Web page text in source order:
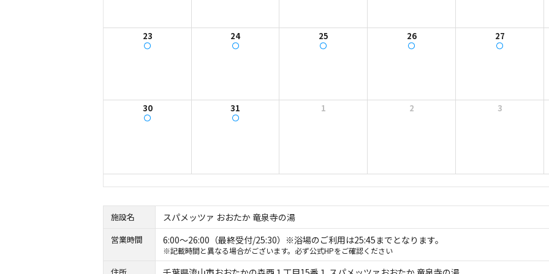
23 24 25 26 27
30 31 1 2 3
施設名 スパメッツァ おおたか 竜泉寺の湯
営業時間 6:00〜26:00（最終受付/25:30）※浴場のご利用は25:45までとなります。
※記載時間と異なる場合がございます。必ず公式HPをご確認ください